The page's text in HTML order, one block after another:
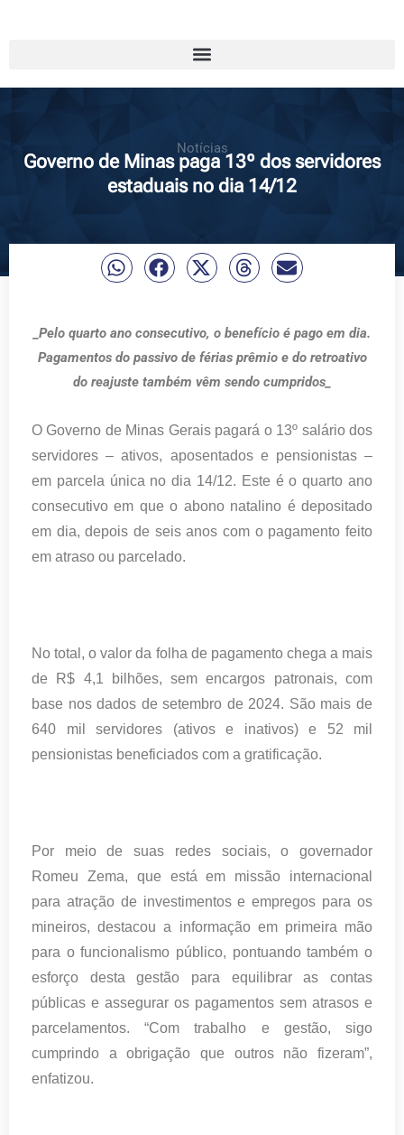
Notícias
Governo de Minas paga 13º dos servidores
estaduais no dia 14/12
_Pelo quarto ano consecutivo, o benefício é pago em dia.
Pagamentos do passivo de férias prêmio e do retroativo
do reajuste também vêm sendo cumpridos_
O Governo de Minas Gerais pagará o 13º salário dos
servidores – ativos, aposentados e pensionistas –
em parcela única no dia 14/12. Este é o quarto ano
consecutivo em que o abono natalino é depositado
em dia, depois de seis anos com o pagamento feito
em atraso ou parcelado.
No total, o valor da folha de pagamento chega a mais
de R$ 4,1 bilhões, sem encargos patronais, com
base nos dados de setembro de 2024. São mais de
640 mil servidores (ativos e inativos) e 52 mil
pensionistas beneficiados com a gratificação.
Por meio de suas redes sociais, o governador
Romeu Zema, que está em missão internacional
para atração de investimentos e empregos para os
mineiros, destacou a informação em primeira mão
para o funcionalismo público, pontuando também o
esforço desta gestão para equilibrar as contas
públicas e assegurar os pagamentos sem atrasos e
parcelamentos. “Com trabalho e gestão, sigo
cumprindo a obrigação que outros não fizeram”,
enfatizou.